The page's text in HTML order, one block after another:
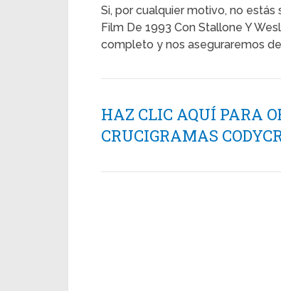
Si, por cualquier motivo, no estás
Film De 1993 Con Stallone Y
completo y nos aseguraremos
HAZ CLIC AQUÍ PARA
CRUCIGRAMAS